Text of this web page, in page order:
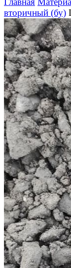
вторичный (бу)